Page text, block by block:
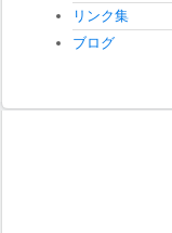
リンク集
ブログ